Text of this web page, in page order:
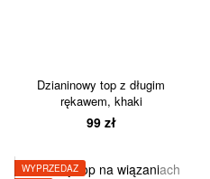
Dzianinowy top z długim
rękawem, khaki
99 zł
WYPRZEDAŻ